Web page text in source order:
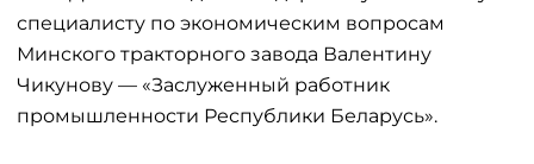
специалисту по экономическим вопросам
Минского тракторного завода Валентину
Чикунову — «Заслуженный работник
промышленности Республики Беларусь».